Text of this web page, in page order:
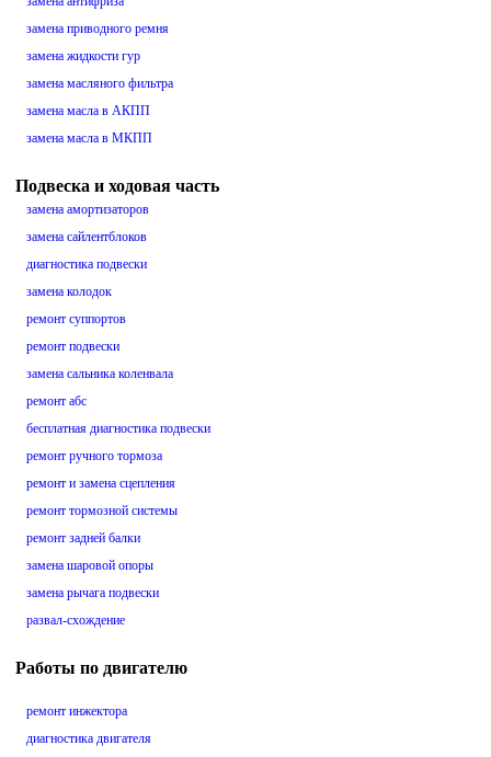
замена приводного ремня
замена жидкости гур
замена масляного фильтра
замена масла в АКПП
замена масла в МКПП
Подвеска и ходовая часть
замена амортизаторов
замена сайлентблоков
диагностика подвески
замена колодок
ремонт суппортов
ремонт подвески
замена сальника коленвала
ремонт абс
бесплатная диагностика подвески
ремонт ручного тормоза
ремонт и замена сцепления
ремонт тормозной системы
ремонт задней балки
замена шаровой опоры
замена рычага подвески
развал-схождение
Работы по двигателю
ремонт инжектора
диагностика двигателя